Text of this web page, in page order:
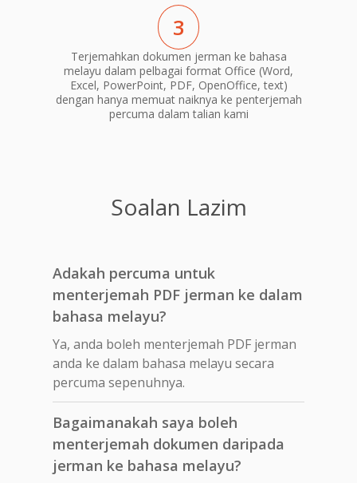
3
Terjemahkan dokumen jerman ke bahasa
melayu dalam pelbagai format Office (Word,
Excel, PowerPoint, PDF, OpenOffice, text)
dengan hanya memuat naiknya ke penterjemah
percuma dalam talian kami
Soalan Lazim
Adakah percuma untuk
menterjemah PDF jerman ke dalam
bahasa melayu?
Ya, anda boleh menterjemah PDF jerman
anda ke dalam bahasa melayu secara
percuma sepenuhnya.
Bagaimanakah saya boleh
menterjemah dokumen daripada
jerman ke bahasa melayu?